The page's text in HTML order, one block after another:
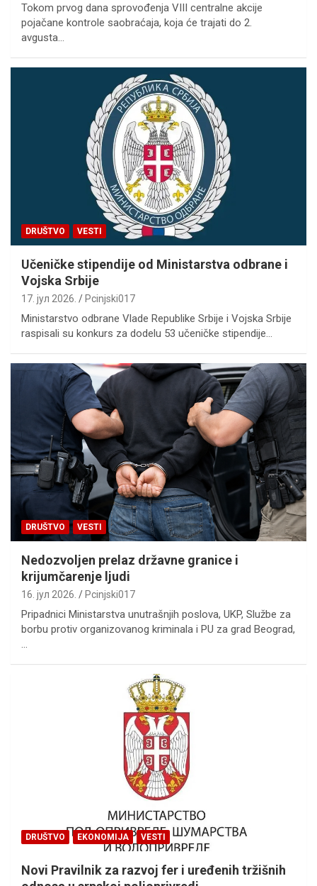
Tokom prvog dana sprovođenja VIII centralne akcije
pojačane kontrole saobraćaja, koja će trajati do 2.
avgusta…
DRUŠTVO VESTI
Učeničke stipendije od Ministarstva odbrane i
Vojska Srbije
17. јул 2026. Pcinjski017
Ministarstvo odbrane Vlade Republike Srbije i Vojska Srbije
raspisali su konkurs za dodelu 53 učeničke stipendije…
DRUŠTVO VESTI
Nedozvoljen prelaz državne granice i
krijumčarenje ljudi
16. јул 2026. Pcinjski017
Pripadnici Ministarstva unutrašnjih poslova, UKP, Službe za
borbu protiv organizovanog kriminala i PU za grad Beograd,
DRUŠTVO EKONOMIJA VESTI
Novi Pravilnik za razvoj fer i uređenih tržišnih